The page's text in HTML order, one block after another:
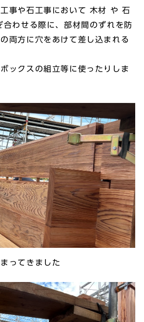
工事や石工事において 木材 や 石
合わせる際に、部材間のずれを防
両方に穴をあけて差し込まれる
ックスの組立等に使ったりしま
ってきました